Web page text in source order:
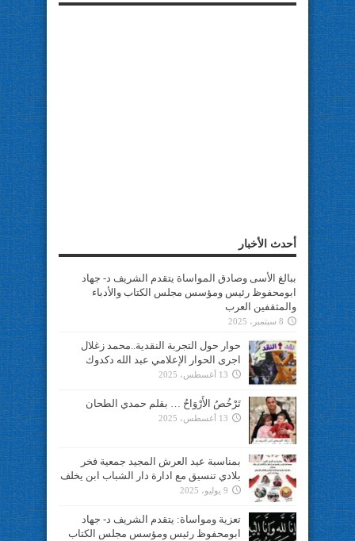
أحدث الأخبار
ببالغ الأسى وصادق المواساة يتقدم الشريف د- جهاد
ابومحفوظ رئيس ومؤسس مجلس الكتاب والأدباء
والمثقفين العرب
8 سبتمبر، 2025
حوار حول التجربة النقدية..محمد زغلال
اجرى الحوار الإعلامي عبد الله دكدوك
13 أغسطس، 2025
تَرْخُصُ الأَرْوَاحُ … بقلم حمدي الطحان
13 أغسطس، 2025
بمناسبة عيد العرش المجيد جمعية فخر
بلادي تنسيق مع ادارة دار الشباب ابن يخلف
9 يوليو، 2025
تعزية ومواساة: يتقدم الشريف د- جهاد
ابومحفوظ رئيس ومؤسس مجلس الكتاب